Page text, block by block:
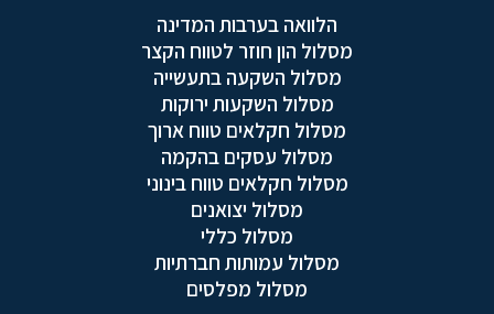
הלוואה בערבות המדינה
מסלול הון חוזר לטווח הקצר
מסלול השקעה בתעשייה
מסלול השקעות ירוקות
מסלול חקלאים טווח ארוך
מסלול עסקים בהקמה
מסלול חקלאים טווח בינוני
מסלול יצואנים
מסלול כללי
מסלול עמותות חברתיות
מסלול מפלסים